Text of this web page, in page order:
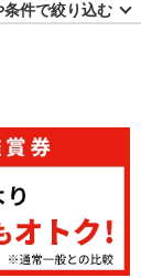
条件で絞り込む